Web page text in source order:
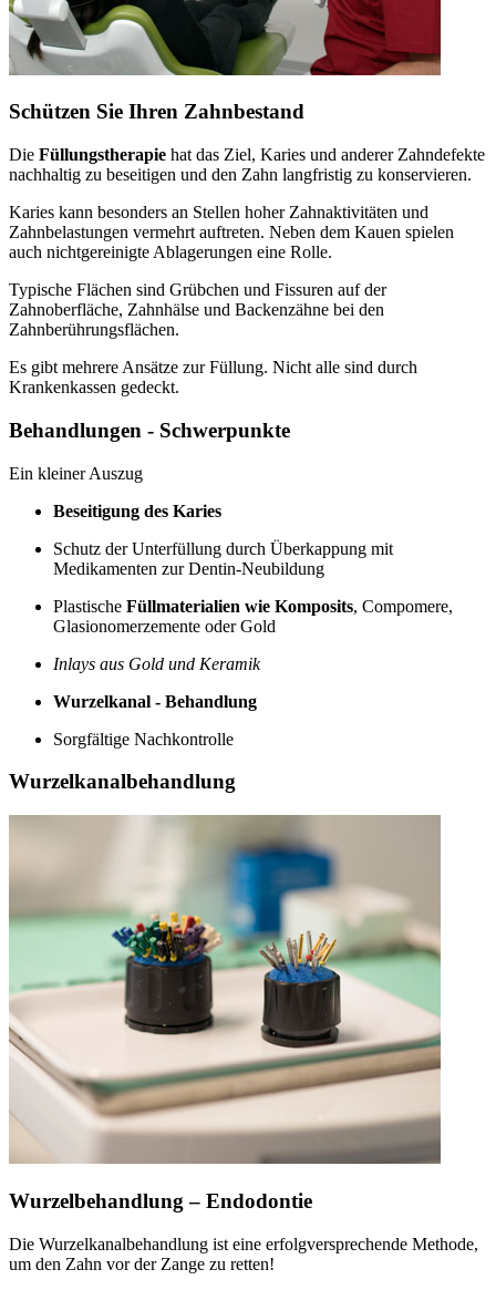
Schützen Sie Ihren Zahnbestand
Die Füllungstherapie hat das Ziel, Karies und anderer Zahndefekte
nachhaltig zu beseitigen und den Zahn langfristig zu konservieren.
Karies kann besonders an Stellen hoher Zahnaktivitäten und
Zahnbelastungen vermehrt auftreten. Neben dem Kauen spielen
auch nichtgereinigte Ablagerungen eine Rolle.
Typische Flächen sind Grübchen und Fissuren auf der
Zahnoberfläche, Zahnhälse und Backenzähne bei den
Zahnberührungsflächen.
Es gibt mehrere Ansätze zur Füllung. Nicht alle sind durch
Krankenkassen gedeckt.
Behandlungen - Schwerpunkte
Ein kleiner Auszug
Beseitigung des Karies
Schutz der Unterfüllung durch Überkappung mit
Medikamenten zur Dentin-Neubildung
Plastische Füllmaterialien wie Komposits, Compomere,
Glasionomerzemente oder Gold
Inlays aus Gold und Keramik
Wurzelkanal - Behandlung
Sorgfältige Nachkontrolle
Wurzelkanalbehandlung
Wurzelbehandlung – Endodontie
Die Wurzelkanalbehandlung ist eine erfolgversprechende Methode,
um den Zahn vor der Zange zu retten!